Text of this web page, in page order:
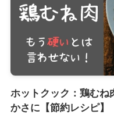
ホットクック：鶏むね
かさに【節約レシピ】